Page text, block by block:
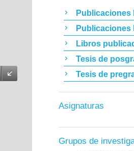
Publicaciones
Publicaciones
Libros
Tesis de
Tesis de
Asignaturas
Grupos de